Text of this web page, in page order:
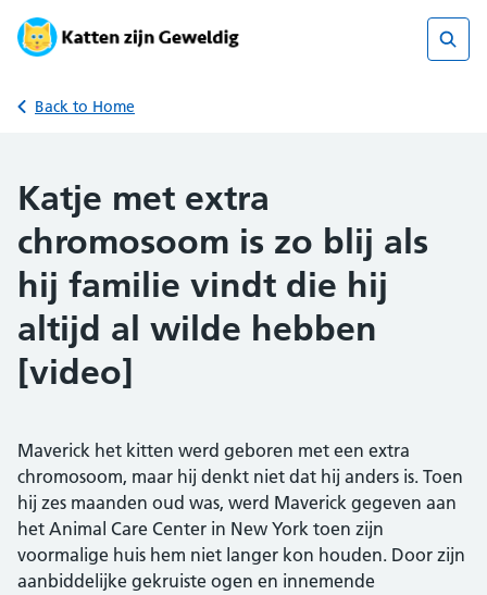
Skip
Back to Home
Katje met extra
chromosoom is zo blij als
hij familie vindt die hij
altijd al wilde hebben
[video]
Maverick het kitten werd geboren met een extra
chromosoom, maar hij denkt niet dat hij anders is. Toen
hij zes maanden oud was, werd Maverick gegeven aan
het Animal Care Center in New York toen zijn
voormalige huis hem niet langer kon houden. Door zijn
aanbiddelijke gekruiste ogen en innemende